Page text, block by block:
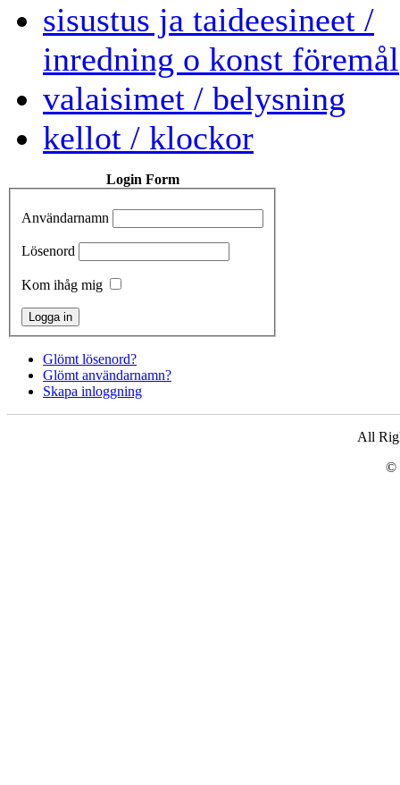
sisustus ja taideesineet /
inredning o konst föremål
valaisimet / belysning
kellot / klockor
Login Form
Användarnamn
Lösenord
Kom ihåg mig
Glömt lösenord?
Glömt användarnamn?
Skapa inloggning
All
©